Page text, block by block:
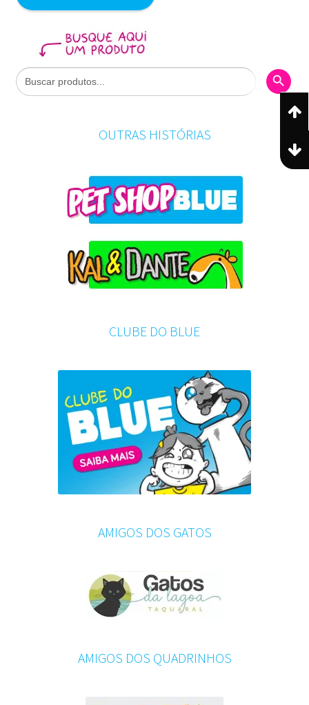
Search
for:
Search
OUTRAS HISTÓRIAS
CLUBE DO BLUE
AMIGOS DOS GATOS
AMIGOS DOS QUADRINHOS